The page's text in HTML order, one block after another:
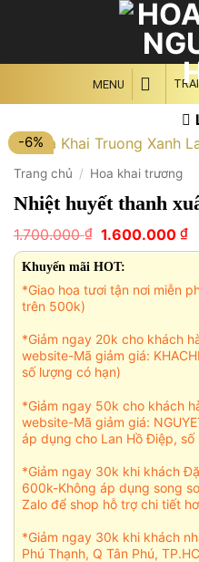
MENU
-6%
Trang chủ / Hoa khai trương
Nhiệt huyết thanh
1.700.000₫ Giá
gốc
là:
1.700.000 ₫.
1.600.000 ₫
Khuyến mãi HOT:
*Giao hoa tươi tận nơi miễn
trên 500k)
*Giảm ngay 20k cho khách
website-Mã giảm giá:
số lượng có hạn)
*Giảm ngay 50k cho khách
website-Mã giảm giá:
áp dụng cho Lan Hồ Điệp, số
*Giảm ngay 30k khi khách
600k-Không áp dụng song
Zalo để shop hỗ trợ chi tiết
*Giảm ngay 30k khi khách
Phú Thạnh, Q Tân Phú,